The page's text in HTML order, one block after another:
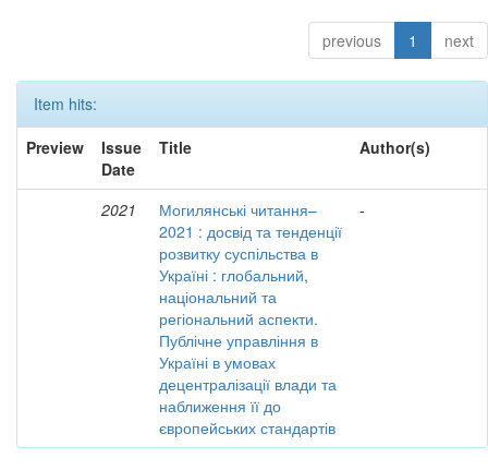
previous 1 next
Item hits:
Preview
Issue
Date
Title Author(s)
2021
Могилянські читання–
2021 : досвід та тенденції
розвитку суспільства в
Україні : глобальний,
національний та
регіональний аспекти.
Публічне управління в
Україні в умовах
децентралізації влади та
наближення її до
європейських стандартів
-